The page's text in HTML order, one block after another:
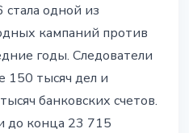
одной из
кампаний против
годы. Следователи
150 тысяч дел и
банковских счетов.
до конца 23 715